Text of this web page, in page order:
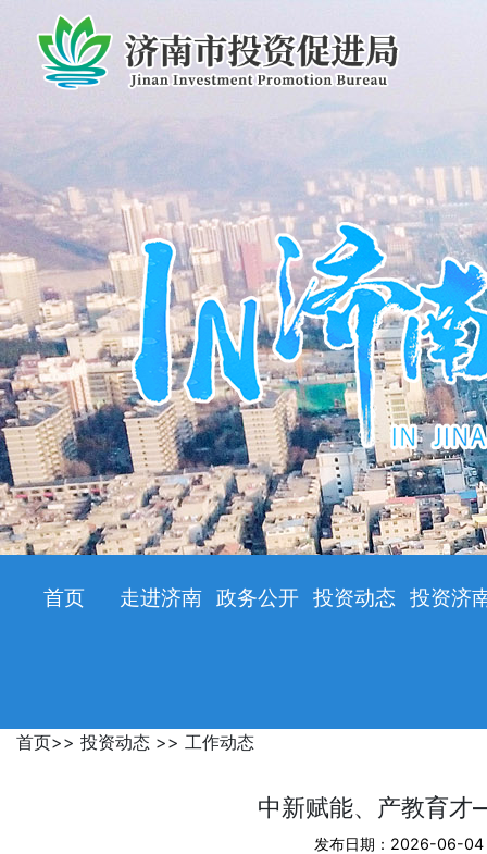
首页 走进济南 政务公开 投资动态 投资济
首页>> 投资动态 >> 工作动态
中新赋能、产教育
发布日期：2026-06-04